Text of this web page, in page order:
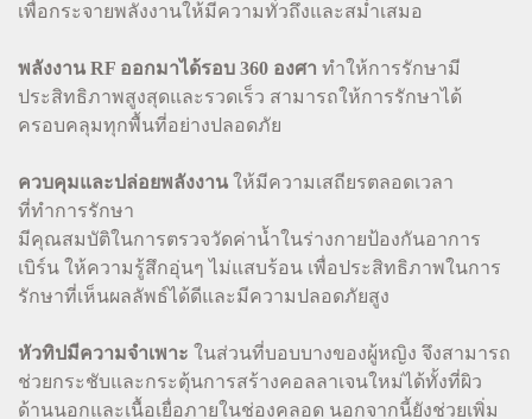
เพื่อกระจายพลังงานให้มีความทั่วถึงและสม่ำเสมอ
พลังงาน RF ออกมาได้รอบ 360 องศา ทำให้การรักษามี
ประสิทธิภาพสูงสุดและรวดเร็ว สามารถให้การรักษาได้
ครอบคลุมทุกพื้นที่อย่างปลอดภัย
ควบคุมและปล่อยพลังงาน ให้มีความเสถียรตลอดเวลา
ที่ทำการรักษา
มีคุณสมบัติในการตรวจวัดค่าน้ำในร่างกายป้องกันอาการ
เบิร์น ให้ความรู้สึกอุ่นๆ ไม่แสบร้อน เพื่อประสิทธิภาพในการ
รักษาที่เห็นผลลัพธ์ได้ดีและมีความปลอดภัยสูง
หัวทิปมีความจำเพาะ ในส่วนที่บอบบางของผู้หญิง จึงสามารถ
ช่วยกระชับและกระตุ้นการสร้างคอลลาเจนใหม่ได้ทั้งที่ผิว
ด้านนอกและเนื้อเยื่อภายในช่องคลอด นอกจากนี้ยังช่วยเพิ่ม